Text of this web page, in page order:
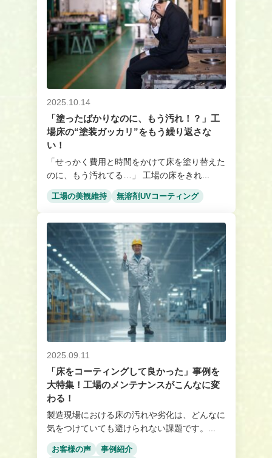
2025.10.14
「塗ったばかりなのに、もう汚れ！？」工
場床の“塗装ガッカリ”をもう繰り返さな
い！
「せっかく費用と時間をかけて床を塗り替えた
のに、もう汚れてる…」 工場の床をきれ...
工場の美観維持 無溶剤UVコーティング
2025.09.11
「床をコーティングして良かった」事例を
大特集！工場のメンテナンスがこんなに変
わる！
製造現場における床の汚れや劣化は、どんなに
気をつけていても避けられない課題です。...
お客様の声
事例紹介